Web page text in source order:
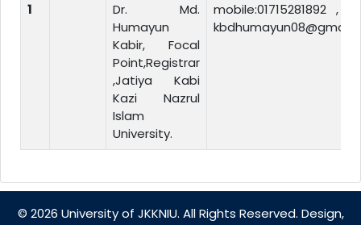
1
Dr. Md.
Humayun
Kabir, Focal
Point,Registrar
,Jatiya Kabi
Kazi Nazrul
Islam
University.
mobile:01715281892 ,
© 2026 University of JKKNIU. All Rights Reserved. Design,